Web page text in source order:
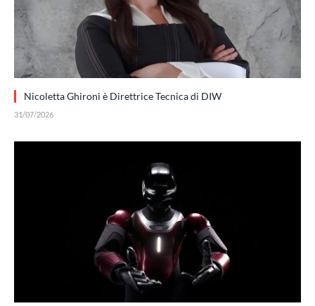
Nicoletta Ghironi è Direttrice Tecnica di DIW
31/07/2026